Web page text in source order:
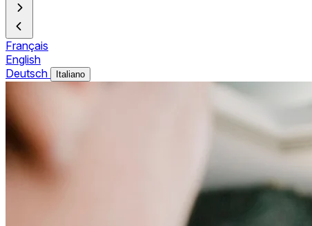
Français
English
Deutsch
Italiano